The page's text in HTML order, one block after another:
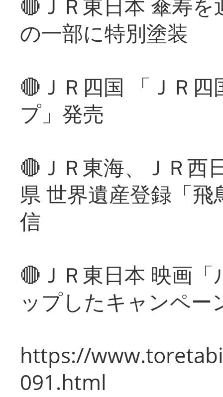
🔴ＪＲ東日本 傘寿
の一部に特別塗装
🔴ＪＲ四国 「ＪＲ
プ」発売
🔴ＪＲ東海、ＪＲ西
県 世界遺産登録「
信
🔴ＪＲ東日本 映画
ップしたキャンペー
https://
091.html